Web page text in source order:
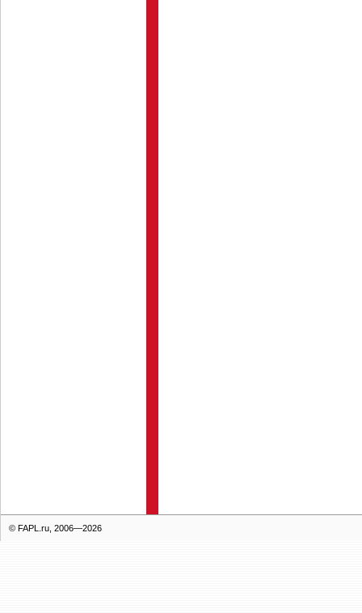
© FAPL.ru, 2006—2026